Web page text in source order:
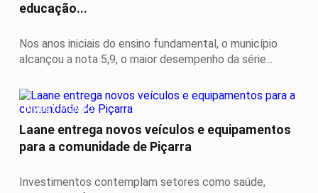
educação...
Nos anos iniciais do ensino fundamental, o município
alcançou a nota 5,9, o maior desempenho da série...
INVESTIMENTO
Laane entrega novos veículos e equipamentos
para a comunidade de Piçarra
Investimentos contemplam setores como saúde,